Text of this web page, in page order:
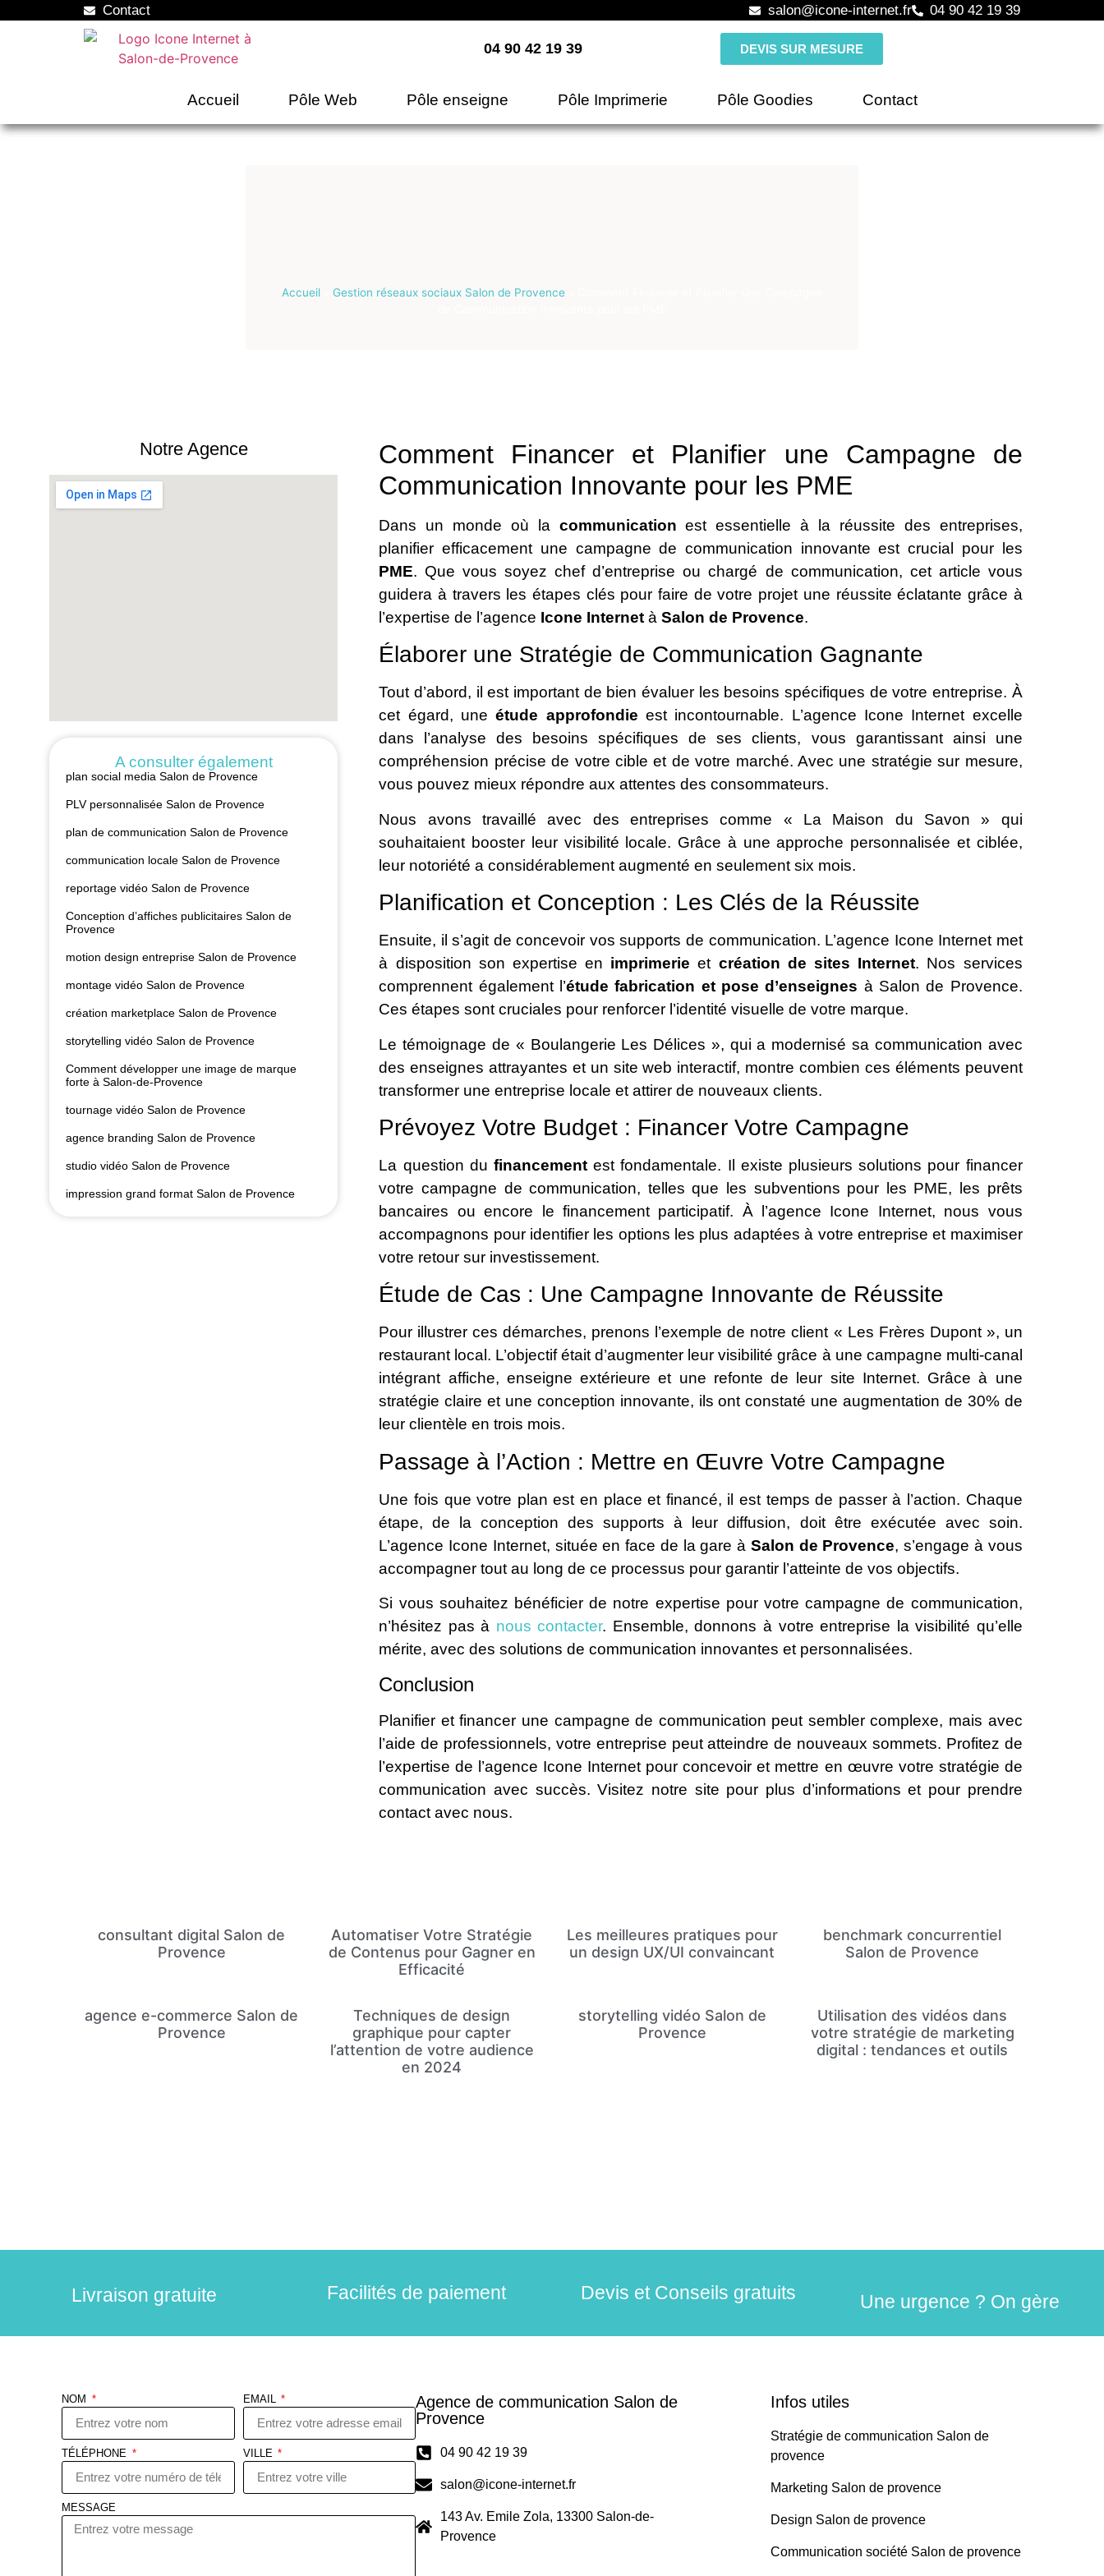
Contact salon@icone-internet.fr 04 90 42 19 39
04 90 42 19 39 DEVIS SUR MESURE
Accueil Pôle Web Pôle enseigne Pôle Imprimerie Pôle Goodies Contact
Accueil Gestion réseaux sociaux Salon de Provence
Notre Agence
A consulter également
plan social media Salon de Provence
PLV personnalisée Salon de Provence
plan de communication Salon de Provence
communication locale Salon de Provence
reportage vidéo Salon de Provence
Conception d’affiches publicitaires Salon de
Provence
motion design entreprise Salon de Provence
montage vidéo Salon de Provence
création marketplace Salon de Provence
storytelling vidéo Salon de Provence
Comment développer une image de marque
forte à Salon-de-Provence
tournage vidéo Salon de Provence
agence branding Salon de Provence
studio vidéo Salon de Provence
impression grand format Salon de Provence
Comment Financer et Planifier une Campagne de
Communication Innovante pour les PME
Dans un monde où la communication est essentielle à la réussite des entreprises,
planifier efficacement une campagne de communication innovante est crucial pour les
PME. Que vous soyez chef d’entreprise ou chargé de communication, cet article vous
guidera à travers les étapes clés pour faire de votre projet une réussite éclatante grâce à
l’expertise de l’agence Icone Internet àSalon de Provence.
Élaborer une Stratégie de Communication Gagnante
Tout d’abord, il est important de bien évaluer les besoins spécifiques de votre entreprise. À
cet égard, uneétude approfondie est incontournable. L’agence Icone Internet excelle
dans l’analyse des besoins spécifiques de ses clients, vous garantissant ainsi une
compréhension précise de votre cible et de votre marché. Avec une stratégie sur mesure,
vous pouvez mieux répondre aux attentes des consommateurs.
Nous avons travaillé avec des entreprises comme « La Maison du Savon » qui
souhaitaient booster leur visibilité locale. Grâce à une approche personnalisée et ciblée,
leur notoriété a considérablement augmenté en seulement six mois.
Planification et Conception : Les Clés de la Réussite
Ensuite, il s’agit de concevoir vos supports de communication. L’agence Icone Internet met
à disposition son expertise en imprimerie et création de sites Internet. Nos services
comprennent également l’étude fabrication et pose d’enseignes à Salon de Provence.
Ces étapes sont cruciales pour renforcer l’identité visuelle de votre marque.
Le témoignage de « Boulangerie Les Délices », qui a modernisé sa communication avec
des enseignes attrayantes et un site web interactif, montre combien ces éléments peuvent
transformer une entreprise locale et attirer de nouveaux clients.
Prévoyez Votre Budget : Financer Votre Campagne
La question du financementest fondamentale. Il existe plusieurs solutions pour financer
votre campagne de communication, telles que les subventions pour les PME, les prêts
bancaires ou encore le financement participatif. À l’agence Icone Internet, nous vous
accompagnons pour identifier les options les plus adaptées à votre entreprise et maximiser
votre retour sur investissement.
Étude de Cas : Une Campagne Innovante de Réussite
Pour illustrer ces démarches, prenons l’exemple de notre client « Les Frères Dupont », un
restaurant local. L’objectif était d’augmenter leur visibilité grâce à une campagne multi-canal
intégrant affiche, enseigne extérieure et une refonte de leur site Internet. Grâce à une
stratégie claire et une conception innovante, ils ont constaté une augmentation de 30% de
leur clientèle en trois mois.
Passage à l’Action : Mettre en Œuvre Votre Campagne
Une fois que votre plan est en place et financé, il est temps de passer à l’action. Chaque
étape, de la conception des supports à leur diffusion, doit être exécutée avec soin.
L’agence Icone Internet, située en face de la gare à Salon de Provence, s’engage à vous
accompagner tout au long de ce processus pour garantir l’atteinte de vos objectifs.
Si vous souhaitez bénéficier de notre expertise pour votre campagne de communication,
n’hésitez pas à nous contacter. Ensemble, donnons à votre entreprise la visibilité qu’elle
mérite, avec des solutions de communication innovantes et personnalisées.
Conclusion
Planifier et financer une campagne de communication peut sembler complexe, mais avec
l’aide de professionnels, votre entreprise peut atteindre de nouveaux sommets. Profitez de
l’expertise de l’agence Icone Internet pour concevoir et mettre en œuvre votre stratégie de
communication avec succès. Visitez notre site pour plus d’informations et pour prendre
contact avec nous.
consultant digital Salon de
Provence
Automatiser Votre Stratégie
de Contenus pour Gagner en
Efficacité
Les meilleures pratiques pour
un design UX/UI convaincant
benchmark concurrentiel
Salon de Provence
agence e-commerce Salon de
Provence
Techniques de design
graphique pour capter
l’attention de votre audience
en 2024
storytelling vidéo Salon de
Provence
Utilisation des vidéos dans
votre stratégie de marketing
digital : tendances et outils
Livraison gratuite Facilités de paiement Devis et Conseils gratuits Une urgence ? On gère
NOM EMAIL
TÉLÉPHONE VILLE
MESSAGE
Agence de communication Salon de
Provence
04 90 42 19 39
salon@icone-internet.fr
143 Av. Emile Zola, 13300 Salon-de-
Provence
Infos utiles
Stratégie de communication Salon de
provence
Marketing Salon de provence
Design Salon de provence
Communication société Salon de provence